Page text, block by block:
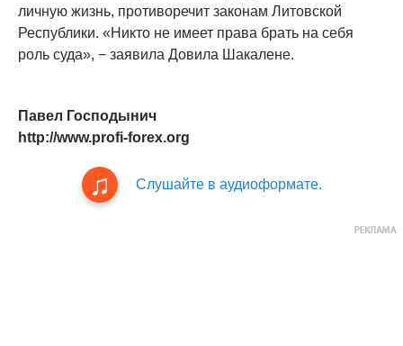
личную жизнь, противоречит законам Литовской
Республики. «Никто не имеет права брать на себя
роль суда», − заявила Довила Шакалене.
Павел Господынич
http://www.profi-forex.org
Слушайте в аудиоформате.